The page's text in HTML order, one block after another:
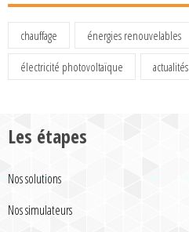
chauffage énergies renouvelables
électricité photovoltaïque
actualités
Les étapes
Nos solutions
Nos simulateurs